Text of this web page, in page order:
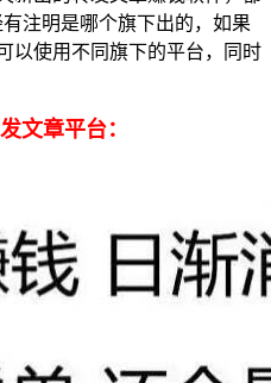
注明是哪个旗下出的，如果
以使用不同旗下的平台，同时
文章平台：